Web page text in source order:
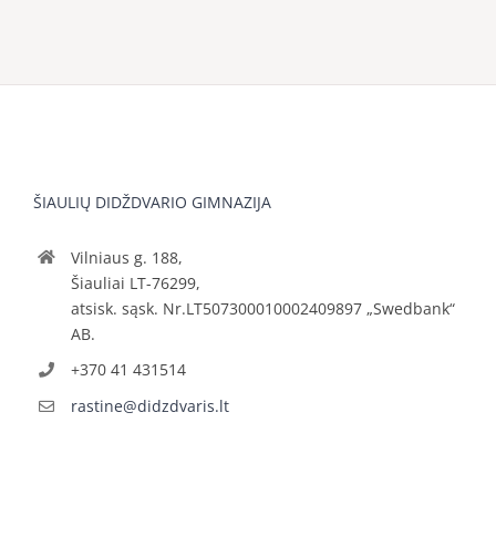
ŠIAULIŲ DIDŽDVARIO GIMNAZIJA
Vilniaus g. 188,
Šiauliai LT-76299,
atsisk. sąsk. Nr.LT507300010002409897 „Swedbank“
AB.
+370 41 431514
rastine@didzdvaris.lt